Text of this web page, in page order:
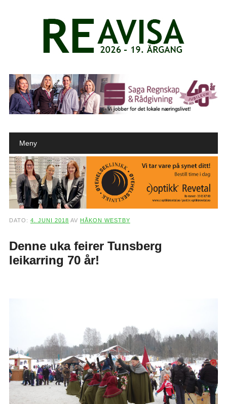
Main menu
Meny
DATO: 4. JUNI 2018 AV HÅKON WESTBY
Denne uka feirer Tunsberg
leikarring 70 år!